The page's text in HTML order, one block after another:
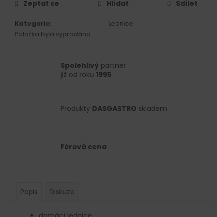
Kategorie:
Lednice
Položka byla vyprodána…
Zeptat se Hlídat Sdílet
Spolehlivý partner
již od roku 1995
Produkty DASGASTRO skladem
Férová cena
Popis Diskuze
e